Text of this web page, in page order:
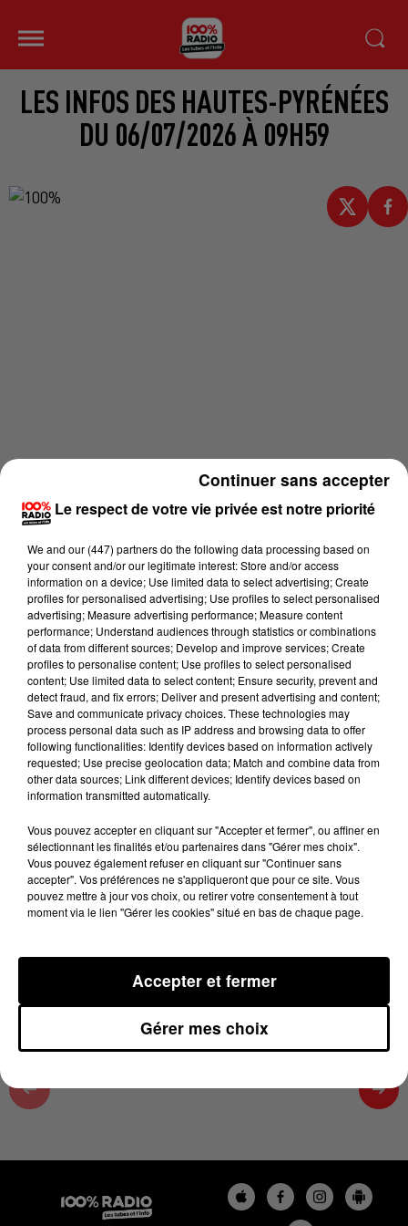
LES INFOS DES HAUTES-PYRÉNÉES
DU 06/07/2026 À 09H59
Lecture (2 min 5 sec)
100%
Les infos des Hautes-Pyrénées du 06/07/2026 à
6 juillet 2026 - 2 min 5 sec
LES INFOS DES HAUTES-PYRÉNÉES DU
06/07/2026 À 09H59
Podcasts infos des Hautes-Pyrénées
Le respect de votre vie privée est notre priorité
We and our (447) partnersdo the following data processing based on
your consent and/or our legitimate interest: Store and/or access
information on a device; Use limited data to select advertising; Create
profiles for personalised advertising; Use profiles to select personalised
advertising; Measure advertising performance; Measure content
performance; Understand audiences through statistics or combinations
of data from different sources; Develop and improve services; Create
profiles to personalise content; Use profiles to select personalised
content; Use limited data to select content; Ensure security, prevent and
detect fraud, and fix errors; Deliver and present advertising and content;
Save and communicate privacy choices. These technologies may
process personal data such as IP address and browsing data to offer
following functionalities: Identify devices based on information actively
requested; Use precise geolocation data; Match and combine data from
other data sources; Link different devices; Identify devices based on
information transmitted automatically.
Vous pouvez accepter en cliquant sur "Accepter et fermer", ou affiner en
sélectionnant les finalités et/ou partenaires dans "Gérer mes choix".
Vous pouvez également refuser en cliquant sur "Continuer sans
accepter". Vos préférences ne s'appliqueront que pour ce site. Vous
pouvez mettre à jour vos choix, ou retirer votre consentement à tout
moment via le lien "Gérer les cookies" situé en bas de chaque page.
Gérer mes choix
Accepter et fermer
Continuer sans accepter